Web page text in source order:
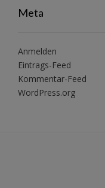
Meta
Anmelden
Eintrags-Feed
Kommentar-Feed
WordPress.org